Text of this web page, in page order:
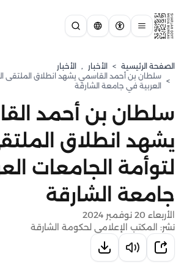
الصفحة الرئيسية > الأخبار , الأخبار
>
سلطان بن أحمد القاسمي يشهد انطلاق الملتقى
العربية في جامعة الشارقة
سلطان بن أحمد
يشهد انطلاق
لتوأمة الجامعات
جامعة الشارقة
الأربعاء 20 نوفمبر 2024
نشر: المكتب الإعلامي لحكومة الشارقة